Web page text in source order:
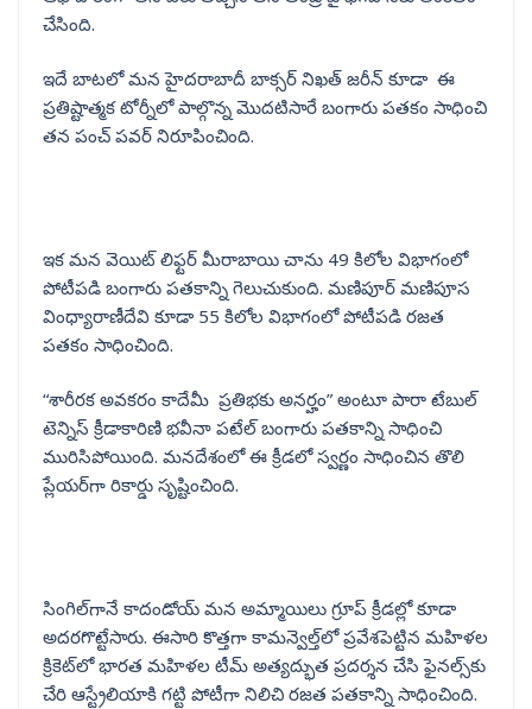
చేసింది.
ఇదే బాటలో మన హైదరాబాదీ బాక్సర్ నిఖత్ జరీన్ కూడా ఈ
ప్రతిష్టాత్మక టోర్నీలో పాల్గొన్న మొదటిసారే బంగారు పతకం సాధించి
తన పంచ్ పవర్ నిరూపించింది.
ఇక మన వెయిట్ లిఫ్టర్ మీరాబాయి చాను 49 కిలోల విభాగంలో
పోటీపడి బంగారు పతకాన్ని గెలుచుకుంది. మణిపూర్ మణిపూస
వింధ్యారాణీదేవి కూడా 55 కిలోల విభాగంలో పోటీపడి రజత
పతకం సాధించింది.
“శారీరక అవకరం కాదేమీ ప్రతిభకు అనర్హం” అంటూ పారా టేబుల్
టెన్నిస్ క్రీడాకారిణి భవీనా పటేల్ బంగారు పతకాన్ని సాధించి
మురిసిపోయింది. మనదేశంలో ఈ క్రీడలో స్వర్ణం సాధించిన తొలి
ప్లేయర్‌గా రికార్డు సృష్టించింది.
సింగిల్‌గానే కాదండోయ్ మన అమ్మాయిలు గ్రూప్‌ క్రీడల్లో కూడా
అదరగొట్టేసారు. ఈసారి కొత్తగా కామన్వెల్త్‌లో ప్రవేశపెట్టిన మహిళల
క్రికెట్‌లో భారత మహిళల టీమ్ అత్యద్భుత ప్రదర్శన చేసి ఫైనల్స్‌కు
చేరి ఆస్ట్రేలియాకి గట్టి పోటీగా నిలిచి రజత పతకాన్ని సాధించింది.